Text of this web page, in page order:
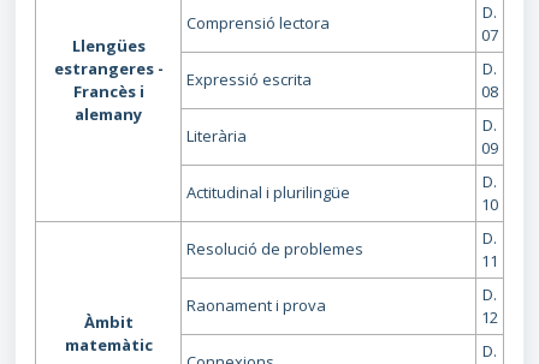
Llengües
estrangeres -
Francès i
alemany
Comprensió lectora
D.
07
Expressió escrita
D.
08
Literària
D.
09
Actitudinal i plurilingüe
D.
10
Àmbit
matemàtic
Resolució de problemes
D.
11
Raonament i prova
D.
12
D.